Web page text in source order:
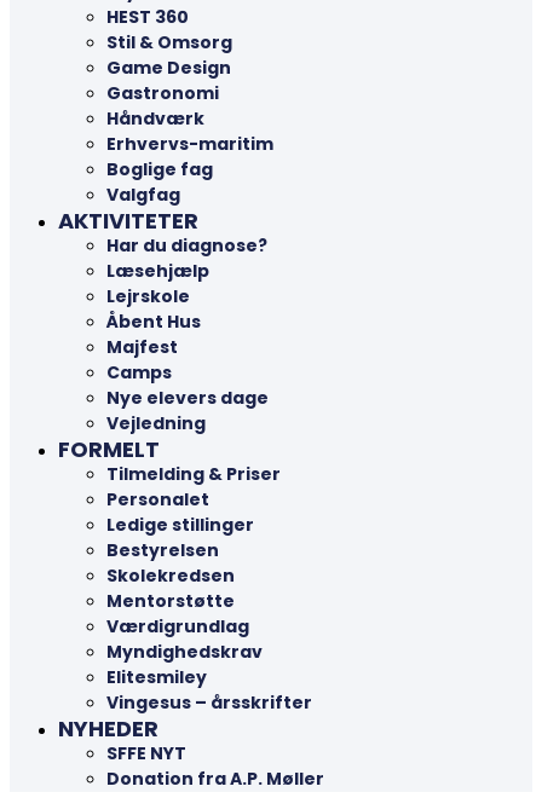
HEST 360
Stil & Omsorg
Game Design
Gastronomi
Håndværk
Erhvervs-maritim
Boglige fag
Valgfag
AKTIVITETER
Har du diagnose?
Læsehjælp
Lejrskole
Åbent Hus
Majfest
Camps
Nye elevers dage
Vejledning
FORMELT
Tilmelding & Priser
Personalet
Ledige stillinger
Bestyrelsen
Skolekredsen
Mentorstøtte
Værdigrundlag
Myndighedskrav
Elitesmiley
Vingesus – årsskrifter
NYHEDER
SFFE NYT
Donation fra A.P. Møller